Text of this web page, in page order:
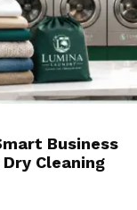
Business
Cleaning